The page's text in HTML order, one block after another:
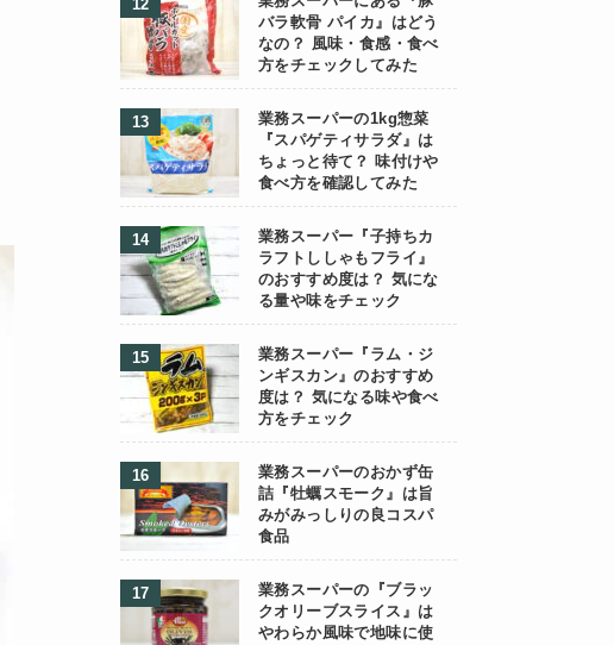
バラ軟骨 パイカ』はどう
なの？ 風味・食感・食べ
方をチェックしてみた
業務スーパーの1kg惣菜
『スパゲティサラダ』は
ちょっと待て？ 味付けや
食べ方を確認してみた
業務スーパー『子持ちカ
ラフトししゃもフライ』
のおすすめ度は？ 気にな
る量や味をチェック
業務スーパー『ラム・ジ
ンギスカン』のおすすめ
度は？ 気になる味や食べ
方をチェック
業務スーパーのおかず缶
詰『牡蠣スモーク』は旨
みがみっしりの良コスパ
食品
業務スーパーの『ブラッ
クオリーブスライス』は
やわらか風味で地味に使